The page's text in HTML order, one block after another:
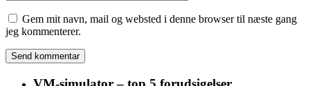
Gem mit navn, mail og websted i denne browser til næste gang
jeg kommenterer.